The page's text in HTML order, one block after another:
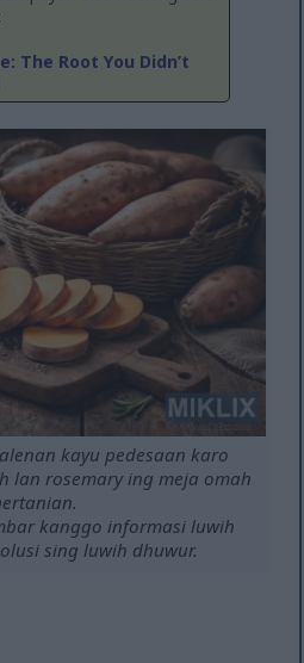
The Root You Didn’t
kayu pedesaan karo
lan rosemary ing meja omah
kanggo informasi luwih
sing luwih dhuwur.